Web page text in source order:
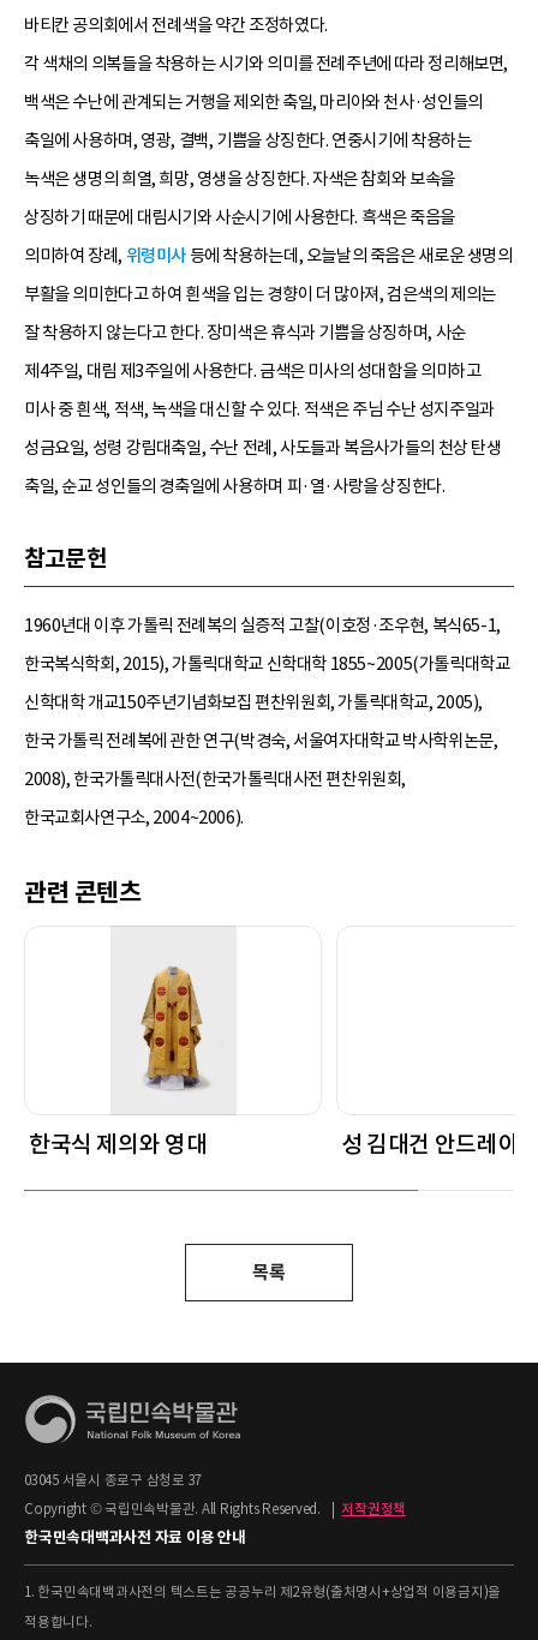
바티칸 공의회에서 전례색을 약간 조정하였다.
각 색채의 의복들을 착용하는 시기와 의미를 전례주년에 따라 정리해보면,
백색은 수난에 관계되는 거행을 제외한 축일, 마리아와 천사·성인들의
축일에 사용하며, 영광, 결백, 기쁨을 상징한다. 연중시기에 착용하는
녹색은 생명의 희열, 희망, 영생을 상징한다. 자색은 참회와 보속을
상징하기 때문에 대림시기와 사순시기에 사용한다. 흑색은 죽음을
의미하여 장례, 위령미사 등에 착용하는데, 오늘날의 죽음은 새로운 생명의
부활을 의미한다고 하여 흰색을 입는 경향이 더 많아져, 검은색의 제의는
잘 착용하지 않는다고 한다. 장미색은 휴식과 기쁨을 상징하며, 사순
제4주일, 대림 제3주일에 사용한다. 금색은 미사의 성대함을 의미하고
미사 중 흰색, 적색, 녹색을 대신할 수 있다. 적색은 주님 수난 성지주일과
성금요일, 성령 강림대축일, 수난 전례, 사도들과 복음사가들의 천상 탄생
축일, 순교 성인들의 경축일에 사용하며 피·열·사랑을 상징한다.
참고문헌
1960년대 이후 가톨릭 전례복의 실증적 고찰(이호정·조우현, 복식65-1,
한국복식학회, 2015), 가톨릭대학교 신학대학 1855~2005(가톨릭대학교
신학대학 개교150주년기념화보집 편찬위원회, 가톨릭대학교, 2005),
한국 가톨릭 전례복에 관한 연구(박경숙, 서울여자대학교 박사학위논문,
2008), 한국가톨릭대사전(한국가톨릭대사전 편찬위원회,
한국교회사연구소, 2004~2006).
관련 콘텐츠
한국식 제의와 영대 성 김대건 안드레아
목록
03045 서울시 종로구 삼청로 37
Copyright © 국립민속박물관. All Rights Reserved.
저작권정책
한국민속대백과사전 자료 이용 안내
1. 한국민속대백과사전의 텍스트는 공공누리 제2유형(출처명시+상업적 이용금지)을
적용합니다.